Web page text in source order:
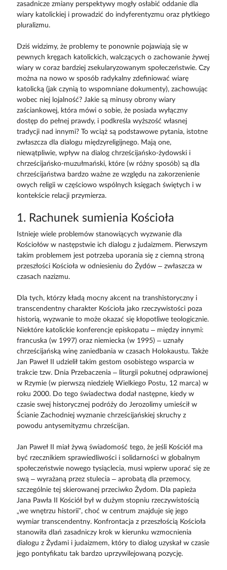
zasadnicze zmiany perspektywy mogły osłabić oddanie dla
wiary katolickiej i prowadzić do indyferentyzmu oraz płytkiego
pluralizmu.
Dziś widzimy, że problemy te ponownie pojawiają się w
pewnych kręgach katolickich, walczących o zachowanie żywej
wiary w coraz bardziej zsekularyzowanym społeczeństwie. Czy
można na nowo w sposób radykalny zdefiniować wiarę
katolicką (jak czynią to wspomniane dokumenty), zachowując
wobec niej lojalność? Jakie są minusy obrony wiary
zaściankowej, która mówi o sobie, że posiada wyłączny
dostęp do pełnej prawdy, i podkreśla wyższość własnej
tradycji nad innymi? To wciąż są podstawowe pytania, istotne
zwłaszcza dla dialogu międzyreligijnego. Mają one,
niewątpliwie, wpływ na dialog chrześcijańsko-żydowski i
chrześcijańsko-muzułmański, które (w różny sposób) są dla
chrześcijaństwa bardzo ważne ze względu na zakorzenienie
owych religii w częściowo wspólnych księgach świętych i w
kontekście relacji przymierza.
1. Rachunek sumienia Kościoła
Istnieje wiele problemów stanowiących wyzwanie dla
Kościołów w następstwie ich dialogu z judaizmem. Pierwszym
takim problemem jest potrzeba uporania się z ciemną stroną
przeszłości Kościoła w odniesieniu do Żydów – zwłaszcza w
czasach nazizmu.
Dla tych, którzy kładą mocny akcent na transhistoryczny i
transcendentny charakter Kościoła jako rzeczywistości poza
historią, wyzwanie to może okazać się kłopotliwe teologicznie.
Niektóre katolickie konferencje episkopatu – między innymi:
francuska (w 1997) oraz niemiecka (w 1995) – uznały
chrześcijańską winę zaniedbania w czasach Holokaustu. Także
Jan Paweł II udzielił takim gestom osobistego wsparcia w
trakcie tzw. Dnia Przebaczenia – liturgii pokutnej odprawionej
w Rzymie (w pierwszą niedzielę Wielkiego Postu, 12 marca) w
roku 2000. Do tego świadectwa dodał następne, kiedy w
czasie swej historycznej podróży do Jerozolimy umieścił w
Ścianie Zachodniej wyznanie chrześcijańskiej skruchy z
powodu antysemityzmu chrześcijan.
Jan Paweł II miał żywą świadomość tego, że jeśli Kościół ma
być rzecznikiem sprawiedliwości i solidarności w globalnym
społeczeństwie nowego tysiąclecia, musi wpierw uporać się ze
swą – wyrażaną przez stulecia – aprobatą dla przemocy,
szczególnie tej skierowanej przeciwko Żydom. Dla papieża
Jana Pawła II Kościół był w dużym stopniu rzeczywistością
„we wnętrzu historii”, choć w centrum znajduje się jego
wymiar transcendentny. Konfrontacja z przeszłością Kościoła
stanowiła dlań zasadniczy krok w kierunku wzmocnienia
dialogu z Żydami i judaizmem, który to dialog uzyskał w czasie
jego pontyfikatu tak bardzo uprzywilejowaną pozycję.